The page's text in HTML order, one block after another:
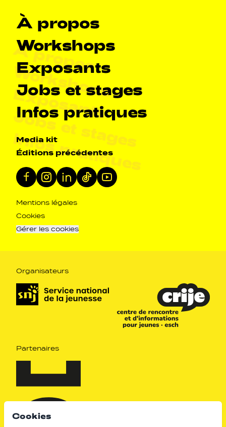
Cookies
Navigation principale
À propos
À propos
Workshops
Workshops
Exposants
Exposants
Jobs et stages
Jobs et stages
Infos pratiques
Infos pratiques
Navigation secondarie
Media kit
Éditions précédentes
Réseaux sociaux
Facebook
Instagram
Linkedin
TiktokYoutube
Navigation pied de page
Mentions légales
Cookies
Gérer les cookies
Organisateurs
Partenaires